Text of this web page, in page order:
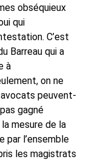
obséquieux
qui
C’est
Barreau qui a
à
on ne
avocats peuvent-
gagné
mesure de la
par l’ensemble
les magistrats